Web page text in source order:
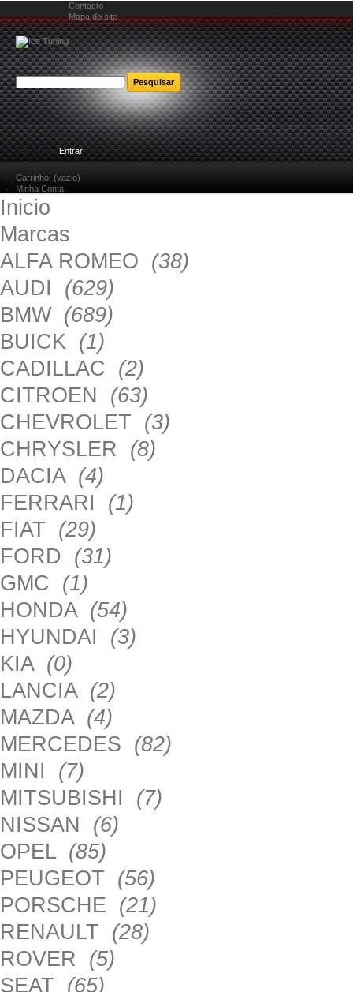
Contacto
Mapa do site
Bem-vindoEntrar
Carrinho: (vazio)
Minha Conta
Inicio
Marcas
ALFA ROMEO (38)
AUDI (629)
BMW (689)
BUICK (1)
CADILLAC (2)
CITROEN (63)
CHEVROLET (3)
CHRYSLER (8)
DACIA (4)
FERRARI (1)
FIAT (29)
FORD (31)
GMC (1)
HONDA (54)
HYUNDAI (3)
KIA (0)
LANCIA (2)
MAZDA (4)
MERCEDES (82)
MINI (7)
MITSUBISHI (7)
NISSAN (6)
OPEL (85)
PEUGEOT (56)
PORSCHE (21)
RENAULT (28)
ROVER (5)
SEAT (65)